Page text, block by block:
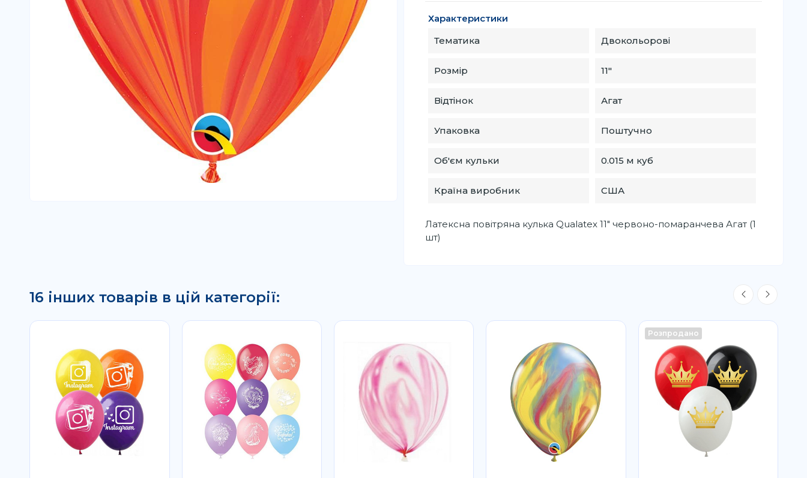
Характеристики
Тематика
Двокольорові
Розмір 11"
Відтінок Агат
Упаковка Поштучно
Об'єм кульки 0.015 м куб
Країна виробник США
Латексна повітряна кулька Qualatex 11" червоно-помаранчева Агат (1
шт)
16 інших товарів в цій категорії:
Розпродано